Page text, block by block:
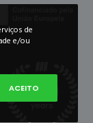
de
e/ou
ACEITO